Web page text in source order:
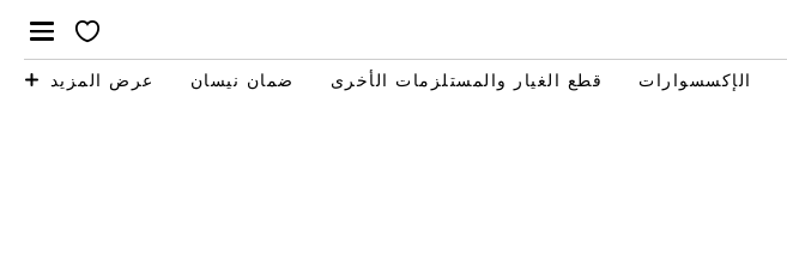
الإكسسوارات قطع الغيار والمستلزمات الأخرى ضمان نيسان عرض المزيد